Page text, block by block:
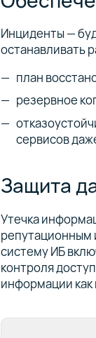
Инциденты —
останавливать
план
резервное
сервисов
Защита
Утечка
репутационным
систему ИБ
контроля
информации как